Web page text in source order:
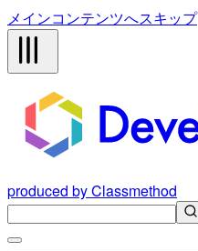
メインコンテンツへスキップ
produced by Classmethod